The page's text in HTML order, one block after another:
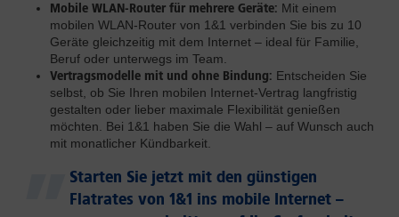
Mobile WLAN-Router für mehrere Geräte: Mit einem
mobilen WLAN-Router von 1&1 verbinden Sie bis zu 10
Geräte gleichzeitig mit dem Internet – ideal für Familie,
Beruf oder unterwegs im Team.
Vertragsmodelle mit und ohne Bindung: Entscheiden Sie
selbst, ob Sie Ihren mobilen Internet-Vertrag langfristig
gestalten oder lieber maximale Flexibilität genießen
möchten. Bei 1&1 haben Sie die Wahl – auf Wunsch auch
mit monatlicher Kündbarkeit.
Starten Sie jetzt mit den günstigen
Flatrates von 1&1 ins mobile Internet –